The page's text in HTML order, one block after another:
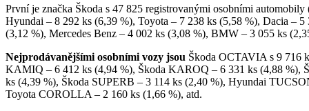
První je značka Škoda s 47 825 registrovanými osobními
Hyundai – 8 292 ks (6,39 %), Toyota – 7 238 ks (5,58 %), Dacia –
(3,12 %), Mercedes Benz – 4 002 ks (3,08 %), BMW – 3 055 ks
Nejprodávanějšími osobními vozy jsou Škoda OCTAVIA s 9 716
KAMIQ – 6 412 ks (4,94 %), Škoda KAROQ – 6 331 ks (4,88 %),
ks (4,39 %), Škoda SUPERB – 3 114 ks (2,40 %), Hyundai
Toyota COROLLA – 2 160 ks (1,66 %), atd.